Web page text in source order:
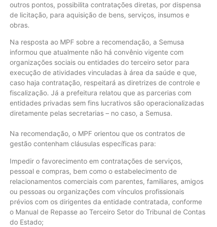
outros pontos, possibilita contratações diretas, por dispensa
de licitação, para aquisição de bens, serviços, insumos e
obras.
Na resposta ao MPF sobre a recomendação, a Semusa
informou que atualmente não há convênio vigente com
organizações sociais ou entidades do terceiro setor para
execução de atividades vinculadas à área da saúde e que,
caso haja contratação, respeitará as diretrizes de controle e
fiscalização. Já a prefeitura relatou que as parcerias com
entidades privadas sem fins lucrativos são operacionalizadas
diretamente pelas secretarias – no caso, a Semusa.
Na recomendação, o MPF orientou que os contratos de
gestão contenham cláusulas específicas para:
Impedir o favorecimento em contratações de serviços,
pessoal e compras, bem como o estabelecimento de
relacionamentos comerciais com parentes, familiares, amigos
ou pessoas ou organizações com vínculos profissionais
prévios com os dirigentes da entidade contratada, conforme
o Manual de Repasse ao Terceiro Setor do Tribunal de Contas
do Estado;